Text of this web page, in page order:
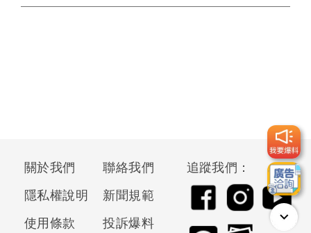
關於我們
聯絡我們
隱私權說明
新聞規範
使用條款
投訴爆料
追蹤我們：